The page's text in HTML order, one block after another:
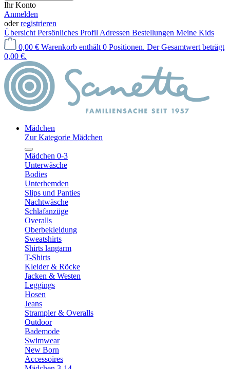
Ihr Konto
Anmelden
oderregistrieren
Übersicht Persönliches Profil Adressen Bestellungen Meine Kids
0,00 € Warenkorb enthält 0 Positionen. Der Gesamtwert beträgt
0,00 €.
Mädchen
Zur Kategorie Mädchen
Mädchen 0-3
Unterwäsche
Bodies
Unterhemden
Slips und Panties
Nachtwäsche
Schlafanzüge
Overalls
Oberbekleidung
Sweatshirts
Shirts langarm
T-Shirts
Kleider & Röcke
Jacken & Westen
Leggings
Hosen
Jeans
Strampler & Overalls
Outdoor
Bademode
Swimwear
New Born
Accessoires